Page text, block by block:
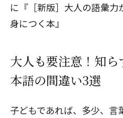
に『［新版］大人の語彙力
身につく本』
大人も要注意！知
本語の間違い3選
子どもであれば、多少、言